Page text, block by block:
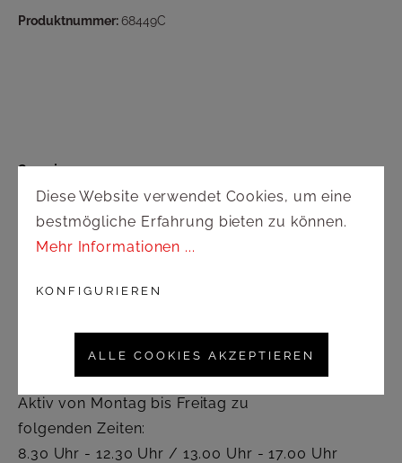
Produktnummer:68449C
Service
Versand und Zahlung
Widerrufsbelehrung
Kontakt
Aktiv von Montag bis Freitag zu
folgenden Zeiten:
8.30 Uhr - 12.30 Uhr / 13.00 Uhr - 17.00 Uhr
Diese Website verwendet Cookies, um eine
bestmögliche Erfahrung bieten zu können.
Mehr Informationen ...
KONFIGURIEREN
ALLE COOKIES AKZEPTIEREN